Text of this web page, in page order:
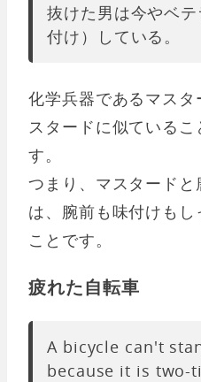
抜けた男は今やベ
付け）している。
化学兵器であるマス
スタードに似ている
す。
つまり、マスタード
は、腕前も味付けも
ことです。
疲れた自転車
A bicycle can't
because it is two-